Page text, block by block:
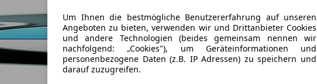
Um Ihnen die bestmögliche Benutzererfahrung auf unseren
Angeboten zu bieten, verwenden wir und Drittanbieter Cookies
und andere Technologien (beides gemeinsam nennen wir
nachfolgend: „Cookies"), um Geräteinformationen und
personenbezogene Daten (z.B. IP Adressen) zu speichern und
darauf zuzugreifen.